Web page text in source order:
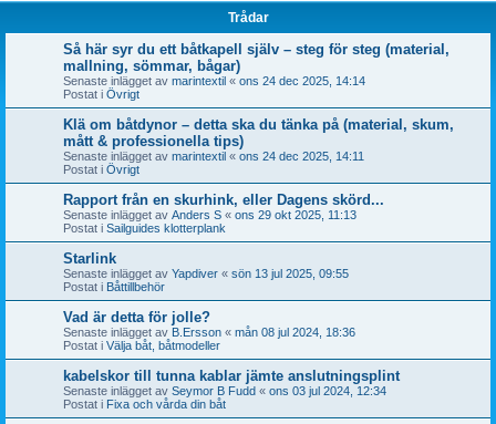
Trådar
Så här syr du ett båtkapell själv – steg för steg (material,
mallning, sömmar, bågar)
Senaste inlägget av marintextil « ons 24 dec 2025, 14:14
Postat i Övrigt
Klä om båtdynor – detta ska du tänka på (material, skum,
mått & professionella tips)
Senaste inlägget av marintextil « ons 24 dec 2025, 14:11
Postat i Övrigt
Rapport från en skurhink, eller Dagens skörd...
Senaste inlägget av Anders S « ons 29 okt 2025, 11:13
Postat i Sailguides klotterplank
Starlink
Senaste inlägget av Yapdiver « sön 13 jul 2025, 09:55
Postat i Båttillbehör
Vad är detta för jolle?
Senaste inlägget av B.Ersson « mån 08 jul 2024, 18:36
Postat i Välja båt, båtmodeller
kabelskor till tunna kablar jämte anslutningsplint
Senaste inlägget av Seymor B Fudd « ons 03 jul 2024, 12:34
Postat i Fixa och vårda din båt